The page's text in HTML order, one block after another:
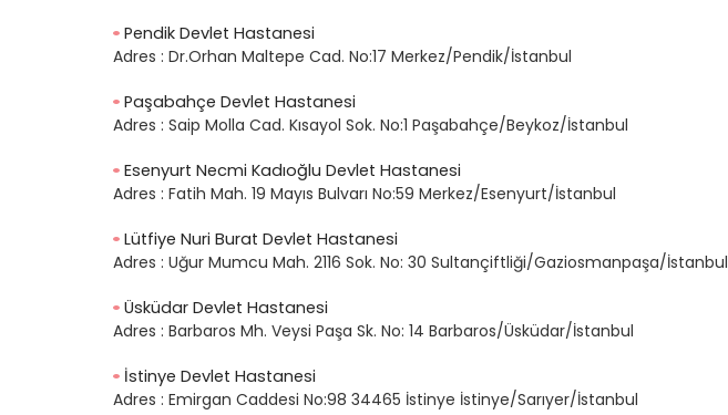
Pendik Devlet Hastanesi
Adres : Dr.Orhan Maltepe Cad. No:17 Merkez/Pendik/İstanbul
Paşabahçe Devlet Hastanesi
Adres : Saip Molla Cad. Kısayol Sok. No:1 Paşabahçe/Beykoz/İstanbul
Esenyurt Necmi Kadıoğlu Devlet Hastanesi
Adres : Fatih Mah. 19 Mayıs Bulvarı No:59 Merkez/Esenyurt/İstanbul
Lütfiye Nuri Burat Devlet Hastanesi
Adres : Uğur Mumcu Mah. 2116 Sok. No: 30 Sultançiftliği/Gaziosmanpaşa/İstanbul
Üsküdar Devlet Hastanesi
Adres : Barbaros Mh. Veysi Paşa Sk. No: 14 Barbaros/Üsküdar/İstanbul
İstinye Devlet Hastanesi
Adres : Emirgan Caddesi No:98 34465 İstinye İstinye/Sarıyer/İstanbul